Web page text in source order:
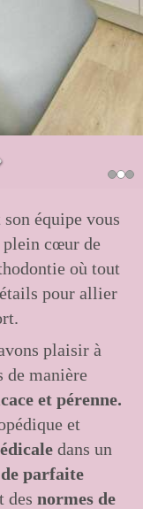
suivant
son équipe vous
plein cœur de
où tout
pour allier
plaisir à
de manière
et pérenne.
et
dans un
parfaite
des normes de